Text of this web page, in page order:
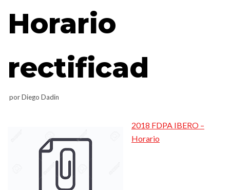
Horario
rectificad
porDiego Dadin
2018 FDPA IBERO –
Horario